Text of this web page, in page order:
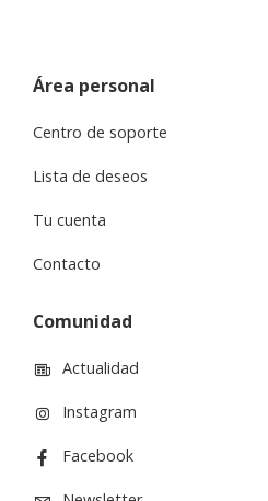
Área personal
Centro de soporte
Lista de deseos
Tu cuenta
Contacto
Comunidad
Actualidad
Instagram
Facebook